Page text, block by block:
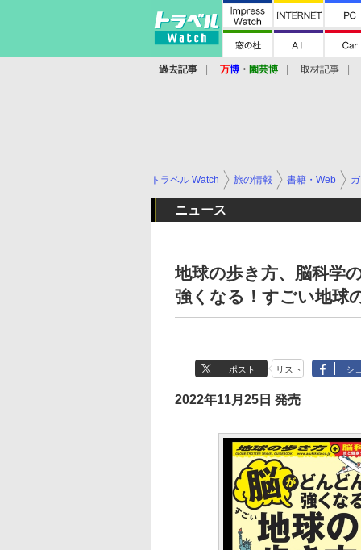
過去記事 万博 ・ 園芸博 取材記事
トラベル Watch 旅の情報 書籍・Web
ニュース
地球の歩き方、脳科学
強くなる！すごい地球
ポスト リスト シ
2022年11月25日 発売